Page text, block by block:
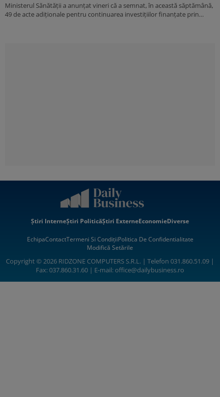
Ministerul Sănătăţii a anunţat vineri că a semnat, în această săptămână,
49 de acte adiţionale pentru continuarea investiţiilor finanţate prin…
Știri InterneȘtiri PoliticăȘtiri ExterneEconomieDiverse
EchipaContactTermeni Si CondițiiPolitica De Confidentialitate
Modifică Setările
Copyright © 2026 RIDZONE COMPUTERS S.R.L. | Telefon 031.860.51.09 |
Fax: 037.860.31.60 | E-mail:office@dailybusiness.ro